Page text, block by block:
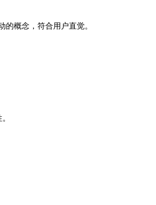
概念，符合用户直觉。